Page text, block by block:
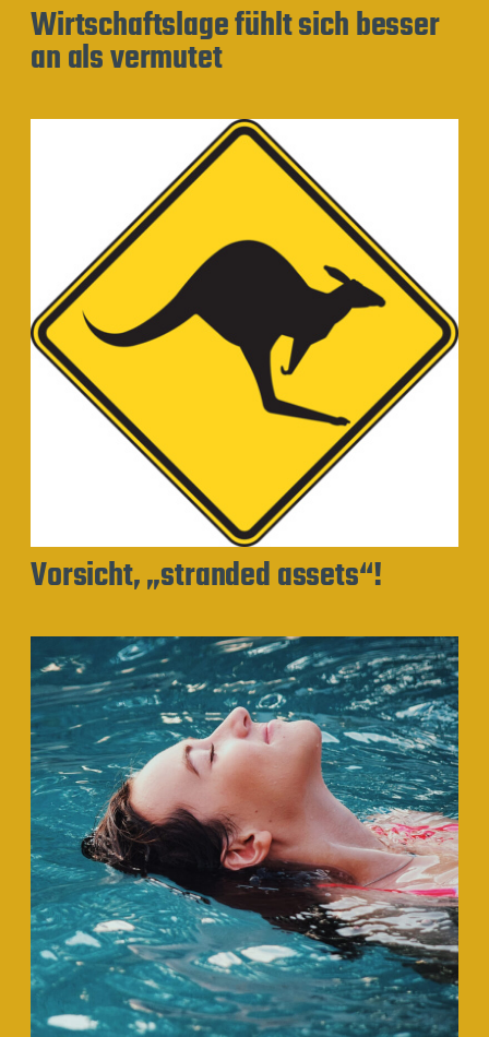
Wirtschaftslage fühlt sich besser
an als vermutet
Vorsicht, „stranded assets“!